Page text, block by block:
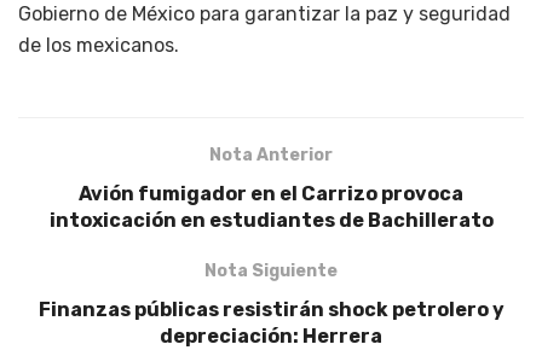
Gobierno de México para garantizar la paz y seguridad
de los mexicanos.
Nota Anterior
Avión fumigador en el Carrizo provoca
intoxicación en estudiantes de Bachillerato
Nota Siguiente
Finanzas públicas resistirán shock petrolero y
depreciación: Herrera